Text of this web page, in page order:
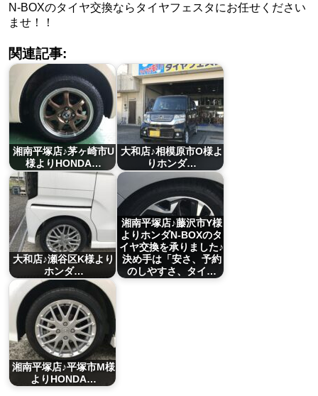
N-BOXのタイヤ交換ならタイヤフェスタにお任せください
ませ！！
関連記事:
湘南平塚店♪茅ヶ崎市U
様よりHONDA…
大和店♪相模原市O様よ
りホンダ…
大和店♪瀬谷区K様より
ホンダ…
湘南平塚店♪藤沢市Y様
よりホンダN-BOXのタ
イヤ交換を承りました♪
決め手は「安さ、予約
のしやすさ、タイ…
湘南平塚店♪平塚市M様
よりHONDA…